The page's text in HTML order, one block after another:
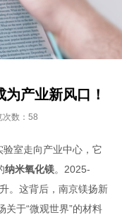
产业新风口！
数：58
验室走向产业中心，它
纳米氧化镁。2025-
。这背后，南京镁扬新
于“微观世界”的材料